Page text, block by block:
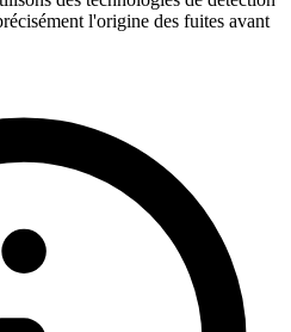
l'origine des fuites avant